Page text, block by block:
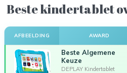
Beste kindertablet
AFBEELDING AWARD
Beste Algemene
Keuze
DEPLAY Kindertablet